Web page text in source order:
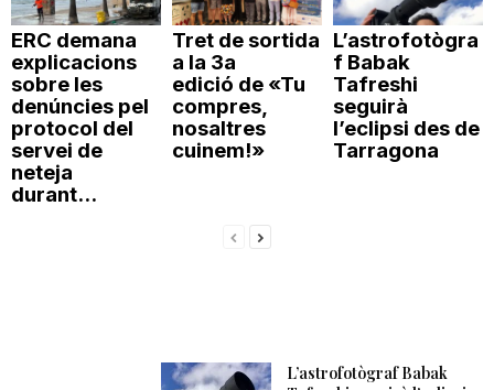
ERC demana
explicacions
sobre les
denúncies pel
protocol del
servei de
neteja
durant...
Tret de sortida
a la 3a
edició de «Tu
compres,
nosaltres
cuinem!»
L’astrofotògra
f Babak
Tafreshi
seguirà
l’eclipsi des de
Tarragona